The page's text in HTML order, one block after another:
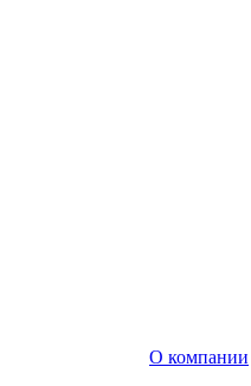
О компании